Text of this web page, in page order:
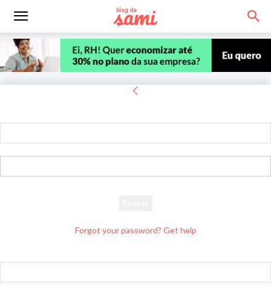
Forgot your password? Get help